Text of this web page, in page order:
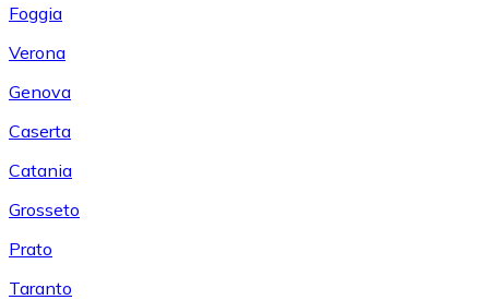
Foggia
Verona
Genova
Caserta
Catania
Grosseto
Prato
Taranto